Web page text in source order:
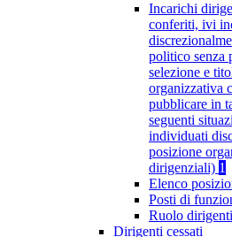
Incarichi
conferiti, ivi
politico senza
selezione e
organizzativa
pubblicare in
seguenti
individuati
posizione
dirigenziali) 1
Elenco
Posti di
Ruolo dirigenti
Dirigenti cessati